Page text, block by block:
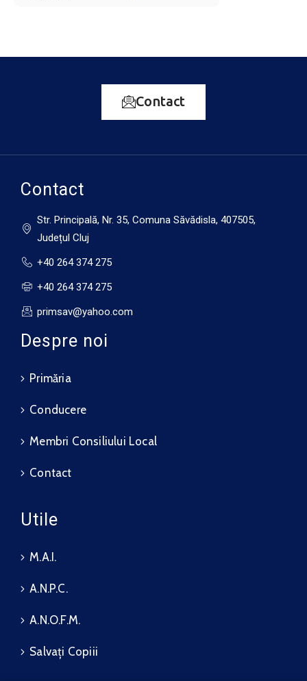
11 august
34°C 21°C
Contact
Contact
Str. Principală, Nr. 35, Comuna Săvădisla, 407505,
Județul Cluj
+40 264 374 275
+40 264 374 275
primsav@yahoo.com
Despre noi
Primăria
Conducere
Membri Consiliului Local
Contact
Utile
M.A.I.
A.N.P.C.
A.N.O.F.M.
Salvați Copiii